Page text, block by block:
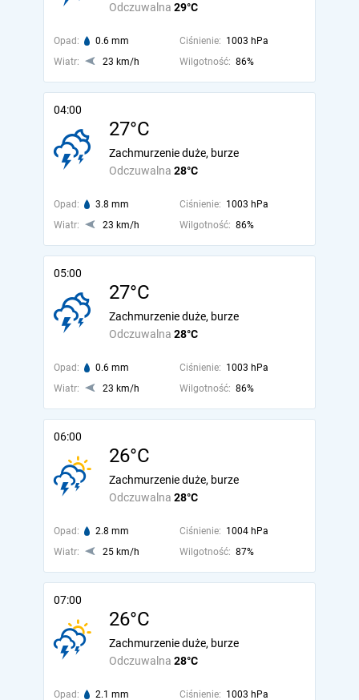
Odczuwalna 29°C
Opad: 0.6 mm Ciśnienie: 1003 hPa
Wiatr:
23 km/h Wilgotność: 86%
04:00
27°C
Odczuwalna 28°C
Zachmurzenie duże, burze
Opad: 3.8 mm Ciśnienie: 1003 hPa
Wiatr:
23 km/h Wilgotność: 86%
05:00
27°C
Odczuwalna 28°C
Zachmurzenie duże, burze
Opad: 0.6 mm Ciśnienie: 1003 hPa
Wiatr:
23 km/h Wilgotność: 86%
06:00
26°C
Odczuwalna 28°C
Zachmurzenie duże, burze
Opad: 2.8 mm Ciśnienie: 1004 hPa
Wiatr:
25 km/h Wilgotność: 87%
07:00
26°C
Odczuwalna 28°C
Zachmurzenie duże, burze
Opad: 2.1 mm Ciśnienie: 1003 hPa